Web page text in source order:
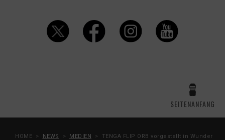
SEITENANFANG
HOME NEWS MEDIEN
TENGA FLIP ORB vorgestellt in Wunder